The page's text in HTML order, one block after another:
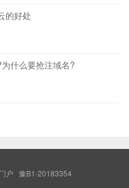
的好处
什么要抢注域名?
户 豫B1-20183354